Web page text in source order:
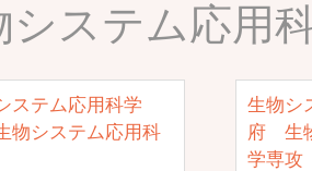
システム応用
ステム応用科学
システム応用科
生物シ
府 生
学専攻